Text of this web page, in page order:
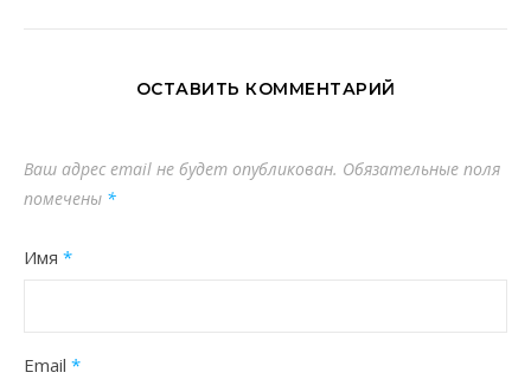
ОСТАВИТЬ КОММЕНТАРИЙ
Ваш адрес email не будет опубликован. Обязательные поля
помечены *
Имя *
Email *